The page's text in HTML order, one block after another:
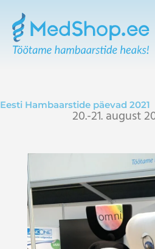
content
Eesti Hambaarstide päevad 2021
20.-21. august